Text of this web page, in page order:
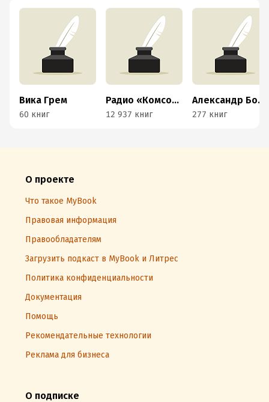
Вика Грем
60 книг
Радио «Комсомольская правда»
12 937 книг
Александр Борзенко
277 книг
О проекте
Что такое MyBook
Правовая информация
Правообладателям
Загрузить подкаст в MyBook и Литрес
Политика конфиденциальности
Документация
Помощь
Рекомендательные технологии
Реклама для бизнеса
О подписке